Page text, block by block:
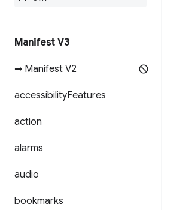
Manifest V3
➡ Manifest V2
accessibilityFeatures
action
alarms
audio
bookmarks